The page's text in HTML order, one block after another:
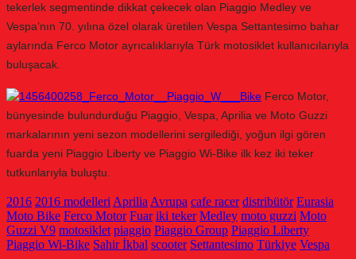
tekerlek segmentinde dikkat çekecek olan Piaggio Medley ve
Vespa’nın 70. yılına özel olarak üretilen Vespa Settantesimo bahar
aylarında Ferco Motor ayrıcalıklarıyla Türk motosiklet kullanıcılarıyla
buluşacak.
Ferco Motor,
bünyesinde bulundurduğu Piaggio, Vespa, Aprilia ve Moto Guzzi
markalarının yeni sezon modellerini sergilediği, yoğun ilgi gören
fuarda yeni Piaggio Liberty ve Piaggio Wi-Bike ilk kez iki teker
tutkunlarıyla buluştu.
2016 2016 modelleriApriliaAvrupa cafe racer distribütör Eurasia
Moto Bike Ferco Motor Fuar iki teker Medley moto guzzi Moto
Guzzi V9 motosiklet piaggio Piaggio Group Piaggio Liberty
Piaggio Wi-Bike Sahir İkbal scooter Settantesimo Türkiye Vespa